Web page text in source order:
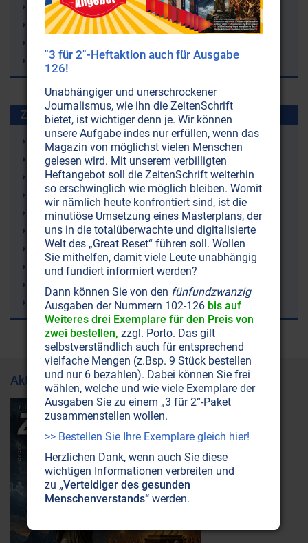
Terra Preta
Humus
Mulchen
Zuletzt gesuchte Stichworte
Gelenkschmerzen
Ketone (Ketonkörper)
Ketogene Ernährung (Ketose)
Irland
Demenz
rTMS (repetitive Transkranielle Magnetstimulation)
Lithium
Trampolinspringen
Windkraft (Windräder)
Bienen
Aktuelle Ausgabe
"3 für 2"-Heftaktion auch für Ausgabe
126!
Unabhängiger und unerschrockener
Journalismus, wie ihn die ZeitenSchrift
bietet, ist wichtiger denn je. Wir können
unsere Aufgabe indes nur erfüllen, wenn das
Magazin von möglichst vielen Menschen
gelesen wird. Mit unserem verbilligten
Heftangebot soll die ZeitenSchrift weiterhin
so erschwinglich wie möglich bleiben. Womit
wir nämlich heute konfrontiert sind, ist die
minutiöse Umsetzung eines Masterplans, der
uns in die totalüberwachte und digitalisierte
Welt des „Great Reset“ führen soll. Wollen
Sie mithelfen, damit viele Leute unabhängig
und fundiert informiert werden?
Dann können Sie von den fünfundzwanzig
Ausgaben der Nummern 102-126 bis auf
Weiteres drei Exemplare für den Preis von
zwei bestellen, zzgl. Porto. Das gilt
selbstverständlich auch für entsprechend
vielfache Mengen (z.Bsp. 9 Stück bestellen
und nur 6 bezahlen). Dabei können Sie frei
wählen, welche und wie viele Exemplare der
Ausgaben Sie zu einem „3 für 2“-Paket
zusammenstellen wollen.
>> Bestellen Sie Ihre Exemplare gleich hier!
Herzlichen Dank, wenn auch Sie diese
wichtigen Informationen verbreiten und
zu „Verteidiger des gesunden
Menschenverstands“ werden.